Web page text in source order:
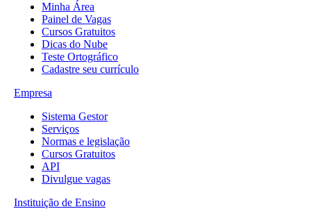
Minha Área
Painel de Vagas
Cursos Gratuitos
Dicas do Nube
Teste Ortográfico
Cadastre seu currículo
Empresa
Sistema Gestor
Serviços
Normas e legislação
Cursos Gratuitos
API
Divulgue vagas
Instituição de Ensino